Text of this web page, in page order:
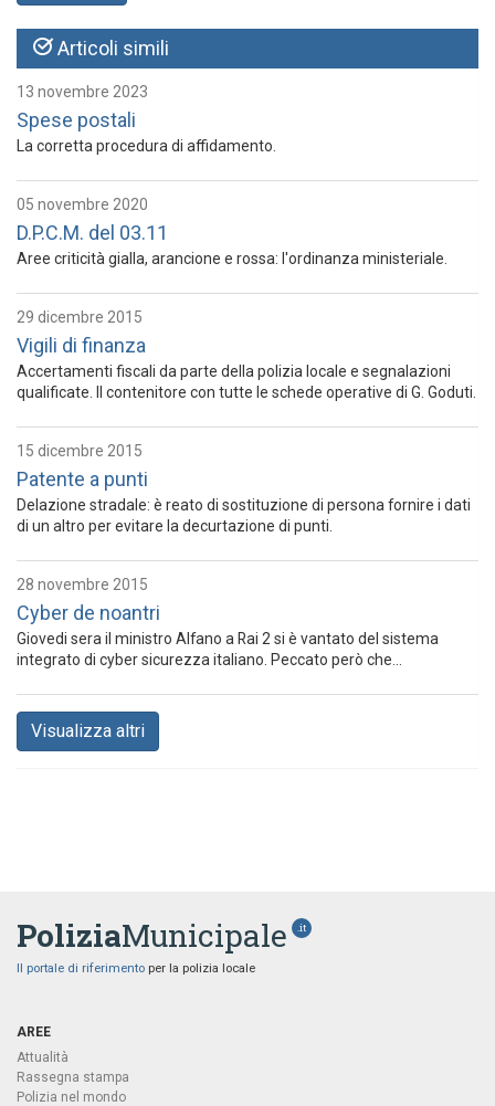
Articoli simili
13 novembre 2023
Spese postali
La corretta procedura di affidamento.
05 novembre 2020
D.P.C.M. del 03.11
Aree criticità gialla, arancione e rossa: l'ordinanza ministeriale.
29 dicembre 2015
Vigili di finanza
Accertamenti fiscali da parte della polizia locale e segnalazioni
qualificate. Il contenitore con tutte le schede operative di G. Goduti.
15 dicembre 2015
Patente a punti
Delazione stradale: è reato di sostituzione di persona fornire i dati
di un altro per evitare la decurtazione di punti.
28 novembre 2015
Cyber de noantri
Giovedi sera il ministro Alfano a Rai 2 si è vantato del sistema
integrato di cyber sicurezza italiano. Peccato però che...
Visualizza altri
PoliziaMunicipale .it
Il portale di riferimento per la polizia locale
AREE
Attualità
Rassegna stampa
Polizia nel mondo